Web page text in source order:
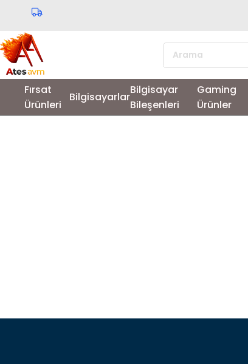
Fırsat
Ürünleri
Bilgisayarlar
Bilgisayar
Bileşenleri
Gaming
Ürünler